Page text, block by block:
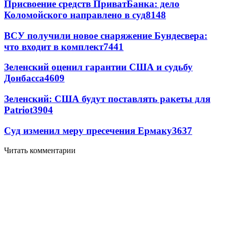
Присвоение средств ПриватБанка: дело
Коломойского направлено в суд8148
ВСУ получили новое снаряжение Бундесвера:
что входит в комплект7441
Зеленский оценил гарантии США и судьбу
Донбасса4609
Зеленский: США будут поставлять ракеты для
Patriot3904
Суд изменил меру пресечения Ермаку3637
Читать комментарии